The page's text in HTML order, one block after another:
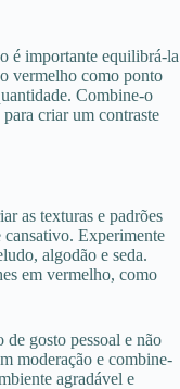
é importante equilibrá-la
vermelho como ponto
Combine-o
criar um contraste
as texturas e padrões
Experimente
algodão e seda.
em vermelho, como
de gosto pessoal e não
moderação e combine-
agradável e